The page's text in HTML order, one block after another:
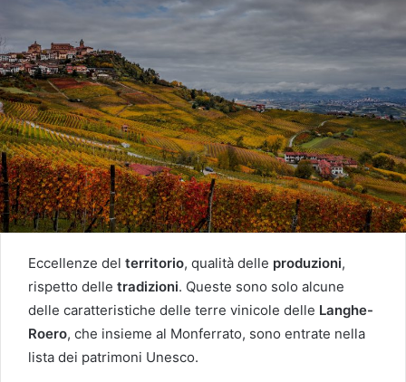
Eccellenze del territorio, qualità delle produzioni,
rispetto delle tradizioni. Queste sono solo alcune
delle caratteristiche delle terre vinicole delle Langhe-
Roero, che insieme al Monferrato, sono entrate nella
lista dei patrimoni Unesco.